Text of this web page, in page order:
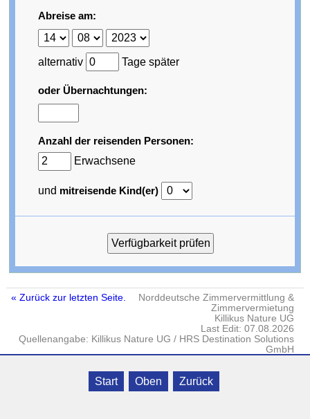
Abreise am:
alternativ Tage später
oder Übernachtungen:
Anzahl der reisenden Personen:
Erwachsene
und mitreisende Kind(er)
« Zurück zur letzten Seite.
Norddeutsche Zimmervermittlung &
Zimmervermietung
Killikus Nature UG
Last Edit: 07.08.2026
Quellenangabe: Killikus Nature UG / HRS Destination Solutions
GmbH
DATENSCHUTZ· © Killikus® Nature UG · Gielow · Fritz-
Reuter-Str. 18
Start Oben Zurück